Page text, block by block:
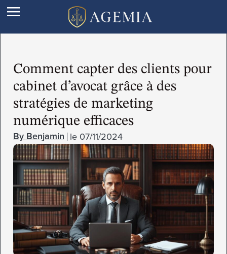
Comment capter des clients pour
cabinet d’avocat grâce à des
stratégies de marketing
numérique efficaces
Benjamin le 07/11/2024